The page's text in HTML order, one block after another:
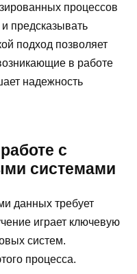
процессов
предсказывать
подход позволяет
в работе
надежность
с
системами
данных требует
играет ключевую
систем.
процесса.